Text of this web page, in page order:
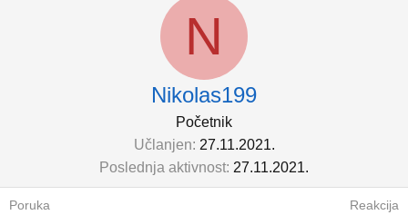
N
Nikolas199
Početnik
Učlanjen 27.11.2021.
Poslednja aktivnost 27.11.2021.
Poruka Reakcija